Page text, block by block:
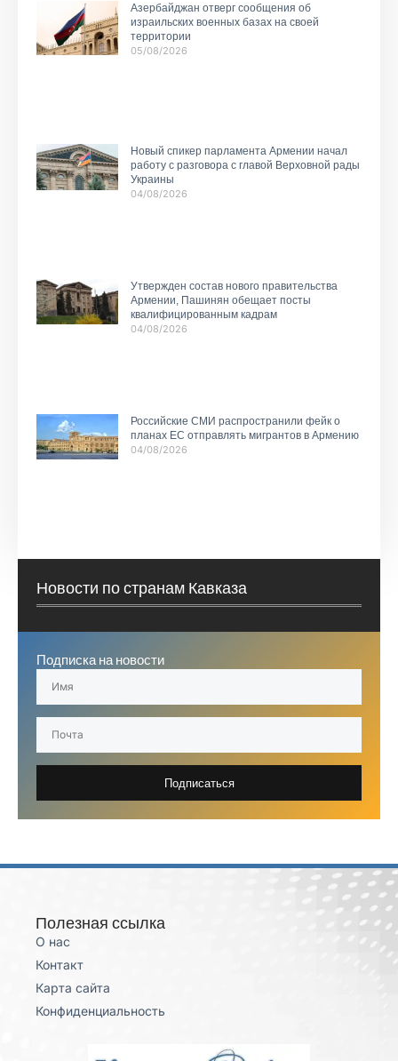
Азербайджан отверг сообщения об
израильских военных базах на своей
территории
05/08/2026
Новый спикер парламента Армении начал
работу с разговора с главой Верховной рады
Украины
04/08/2026
Утвержден состав нового правительства
Армении, Пашинян обещает посты
квалифицированным кадрам
04/08/2026
Российские СМИ распространили фейк о
планах ЕС отправлять мигрантов в Армению
04/08/2026
Новости по странам Кавказа
Подписка на новости
Подписаться
Полезная ссылка
О нас
Контакт
Карта сайта
Конфиденциальность